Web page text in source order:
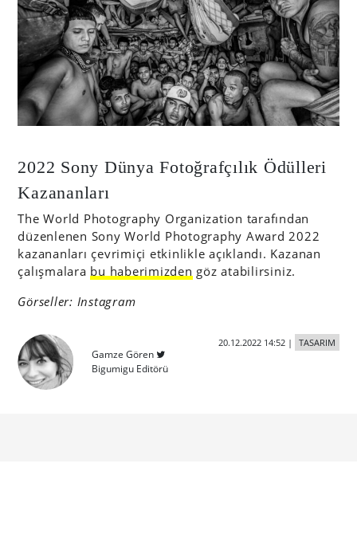
2022 Sony Dünya Fotoğrafçılık Ödülleri
Kazananları
The World Photography Organization tarafından
düzenlenen Sony World Photography Award 2022
kazananları çevrimiçi etkinlikle açıklandı. Kazanan
çalışmalara bu haberimizden göz atabilirsiniz.
Görseller: Instagram
Gamze Gören
Bigumigu Editörü
20.12.2022 14:52| TASARIM